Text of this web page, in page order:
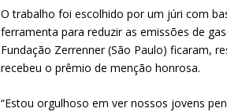
O trabalho foi escolhido por um júri com
ferramenta para reduzir as emissões de
Fundação Zerrenner (São Paulo) ficaram,
recebeu o prêmio de menção honrosa.
“Estou orgulhoso em ver nossos jovens